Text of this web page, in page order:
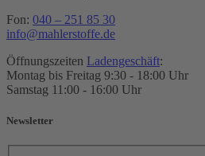
Fon: 040 – 251 85 30
info@mahlerstoffe.de
Öffnungszeiten Ladengeschäft:
Montag bis Freitag 9:30 - 18:00 Uhr
Samstag 11:00 - 16:00 Uhr
Newsletter